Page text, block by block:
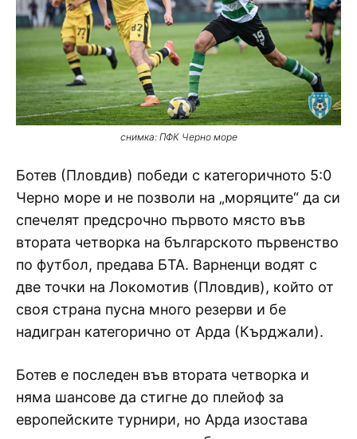
снимка: ПФК Черно море
Ботев (Пловдив) победи с категоричното 5:0
Черно море и не позволи на „моряците“ да си
спечелят предсрочно първото място във
втората четворка на българското първенство
по футбол, предава БТА. Варненци водят с
две точки на Локомотив (Пловдив), който от
своя страна пусна много резерви и бе
надигран категорично от Арда (Кърджали).
Ботев е последен във втората четворка и
няма шансове да стигне до плейоф за
европейските турнири, но Арда изостава